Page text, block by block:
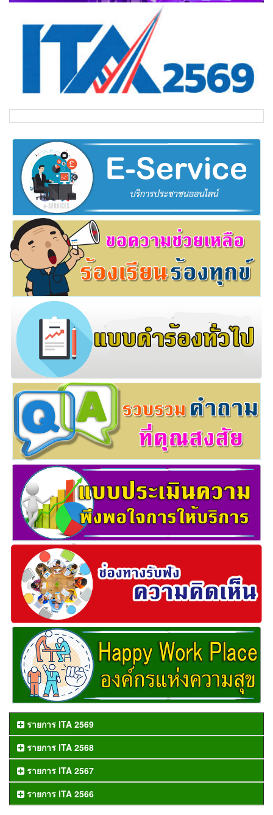
รายการ ITA 2569
รายการ ITA 2568
รายการ ITA 2567
รายการ ITA 2566